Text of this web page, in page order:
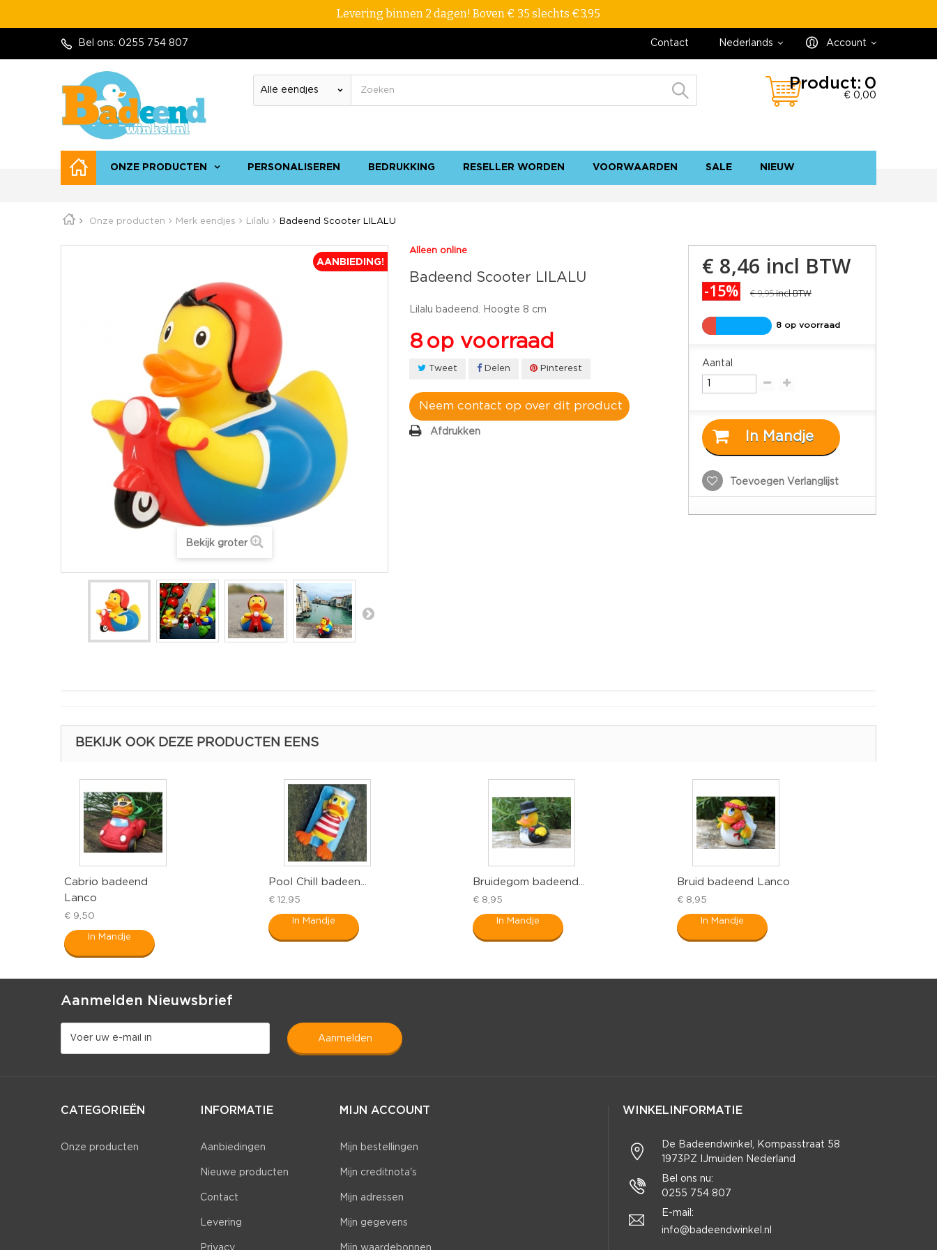
Levering binnen 2 dagen! Boven € 35 slechts €3,95
Account
Nederlands
Contact
Bel ons: 0255 754 807
Product: 0
€ 0,00
ONZE PRODUCTEN PERSONALISEREN BEDRUKKING RESELLER WORDEN VOORWAARDEN SALE NIEUW
Onze producten Merk eendjes Lilalu Badeend Scooter LILALU
AANBIEDING!
Bekijk groter
Alleen online
Badeend Scooter LILALU
Lilalu badeend. Hoogte 8 cm
8 op voorraad
Tweet Delen Pinterest
Neem contact op over dit product
Afdrukken
€ 8,46 incl BTW
-15% € 9,95incl BTW
8 op voorraad
Aantal
In Mandje
Toevoegen Verlanglijst
BEKIJK OOK DEZE PRODUCTEN EENS
Cabrio badeend
Lanco
€ 9,50
In Mandje
Pool Chill badeen...
€ 12,95
In Mandje
Bruidegom badeend...
€ 8,95
In Mandje
Bruid badeend Lanco
€ 8,95
In Mandje
Aanmelden Nieuwsbrief
aanmelden
CATEGORIEËN
Onze producten
INFORMATIE
Aanbiedingen
Nieuwe producten
Contact
Levering
Privacy
MIJN ACCOUNT
Mijn bestellingen
Mijn creditnota's
Mijn adressen
Mijn gegevens
Mijn waardebonnen
WINKELINFORMATIE
De Badeendwinkel, Kompasstraat 58
1973PZ IJmuiden Nederland
Bel ons nu:
0255 754 807
E-mail:
info@badeendwinkel.nl